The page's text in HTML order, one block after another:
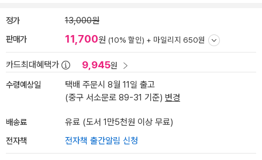
정가 13,000원
판매가 11,700원 (10% 할인) + 마일리지 650원
카드최대혜택가 9,945원
수령예상일
택배 주문시 8월 11일 출고
(중구 서소문로 89-31 기준) 변경
배송료 유료 (도서 1만5천원 이상 무료)
전자책 전자책 출간알림 신청